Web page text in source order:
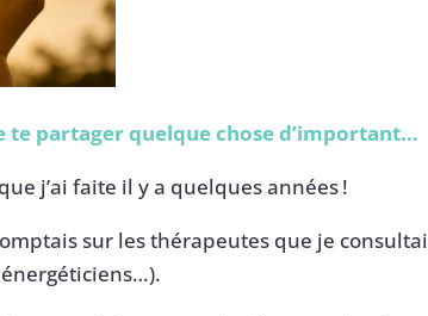
te partager quelque chose d’important…
j’ai faite il y a quelques années !
sur les thérapeutes que je